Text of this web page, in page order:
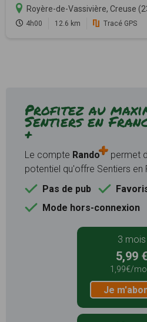
Royère-de-Vassivière, Creuse
4h00 12.6 km Tracé GPS
Profitez au
Sentiers en
+
Le compte Rando
permet
potentiel qu'offre Sentiers en
Pas de pub
Mode hors-connexion
3 mois
5,99 €
1,99€/
Je